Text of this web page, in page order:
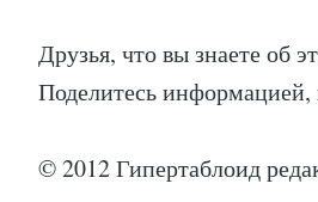
Друзья, что вы знаете об
Поделитесь информацией,
© 2012 Гипертаблоид